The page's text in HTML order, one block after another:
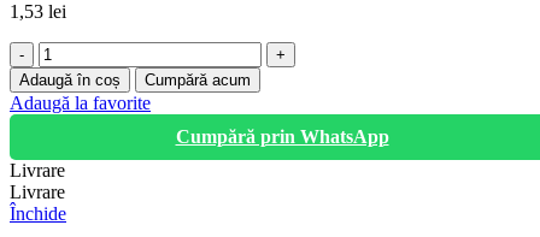
1,53 lei
Cantitate
Furtun
gradina
siliconat,
Ø
10,
PVC,
rola
Adaugă în coș Cumpără acum
Adaugă la favorite
Cumpără prin WhatsApp
Livrare
Livrare
Închide